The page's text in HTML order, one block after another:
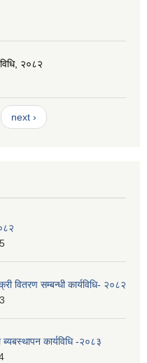
२०८२
next ›
वितरण सम्बन्धी कार्यविधि- २०८२
कार्यविधि -२०८३